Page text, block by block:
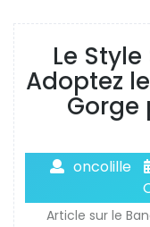
Le
Adoptez
Gorge
oncolille
Article sur le